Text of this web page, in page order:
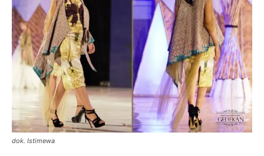
dok. Istimewa